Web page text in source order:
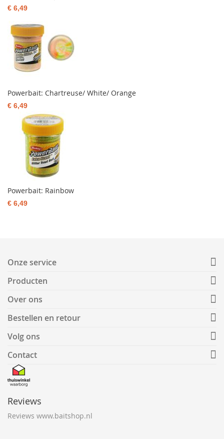
€ 6,49
Powerbait: Chartreuse/ White/ Orange
€ 6,49
Powerbait: Rainbow
€ 6,49
Onze service
Producten
Over ons
Bestellen en retour
Volg ons
Contact
Reviews
Reviews www.baitshop.nl